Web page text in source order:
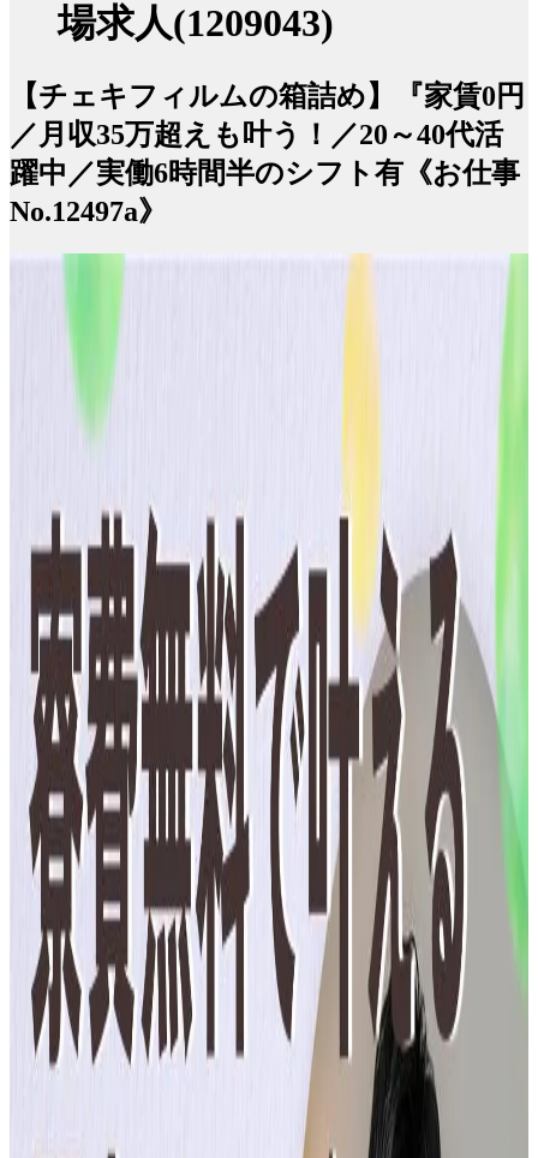
場求人(1209043)
【チェキフィルムの箱詰め】『家賃0円
／月収35万超えも叶う！／20～40代活
躍中／実働6時間半のシフト有《お仕事
No.12497a》